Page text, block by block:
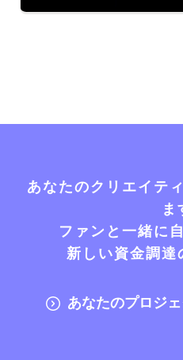
あなたのクリエイテ
ま
ファンと一緒に
新しい資金調達
あなたのプロジ